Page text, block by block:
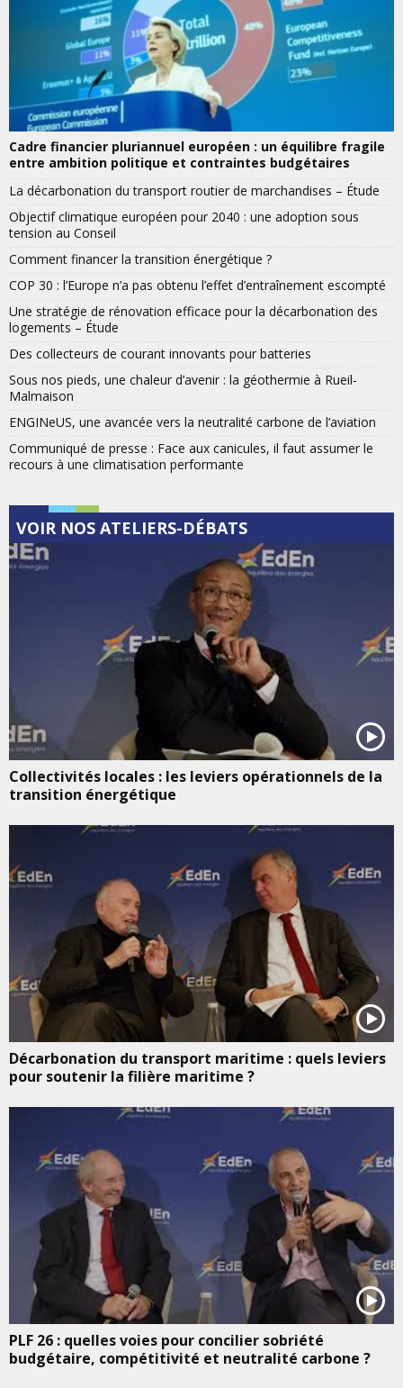
Cadre financier pluriannuel européen : un équilibre fragile
entre ambition politique et contraintes budgétaires
La décarbonation du transport routier de marchandises – Étude
Objectif climatique européen pour 2040 : une adoption sous
tension au Conseil
Comment financer la transition énergétique ?
COP 30 : l’Europe n’a pas obtenu l’effet d’entraînement escompté
Une stratégie de rénovation efficace pour la décarbonation des
logements – Étude
Des collecteurs de courant innovants pour batteries
Sous nos pieds, une chaleur d’avenir : la géothermie à Rueil-
Malmaison
ENGINeUS, une avancée vers la neutralité carbone de l’aviation
Communiqué de presse : Face aux canicules, il faut assumer le
recours à une climatisation performante
VOIR NOS ATELIERS-DÉBATS
Collectivités locales : les leviers opérationnels de la
transition énergétique
Décarbonation du transport maritime : quels leviers
pour soutenir la filière maritime ?
PLF 26 : quelles voies pour concilier sobriété
budgétaire, compétitivité et neutralité carbone ?